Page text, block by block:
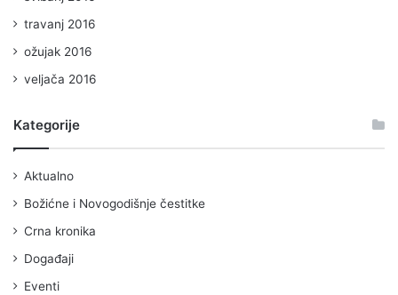
travanj 2016
ožujak 2016
veljača 2016
Kategorije
Aktualno
Božićne i Novogodišnje čestitke
Crna kronika
Događaji
Eventi